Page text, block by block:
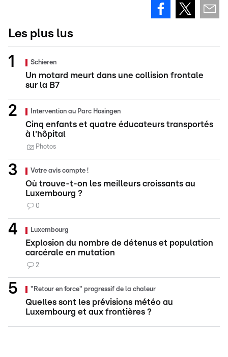
Les plus lus
Schieren
Un motard meurt dans une collision frontale
sur la B7
Intervention au Parc Hosingen
Cinq enfants et quatre éducateurs transportés
à l'hôpital
Photos
Votre avis compte !
Où trouve-t-on les meilleurs croissants au
Luxembourg ?
0
Luxembourg
Explosion du nombre de détenus et population
carcérale en mutation
2
"Retour en force" progressif de la chaleur
Quelles sont les prévisions météo au
Luxembourg et aux frontières ?